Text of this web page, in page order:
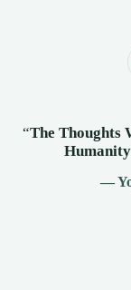
“The Thoughts
—